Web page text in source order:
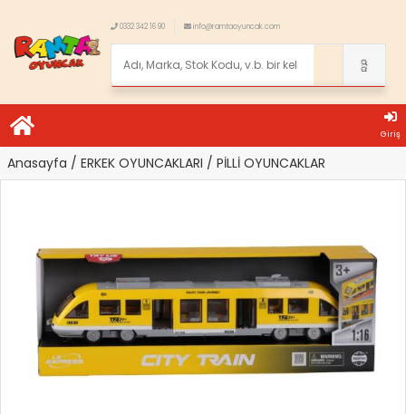
0332 342 16 90 info@ramtaoyuncak.com
Giriş
Anasayfa / ERKEK OYUNCAKLARI / PİLLİ OYUNCAKLAR